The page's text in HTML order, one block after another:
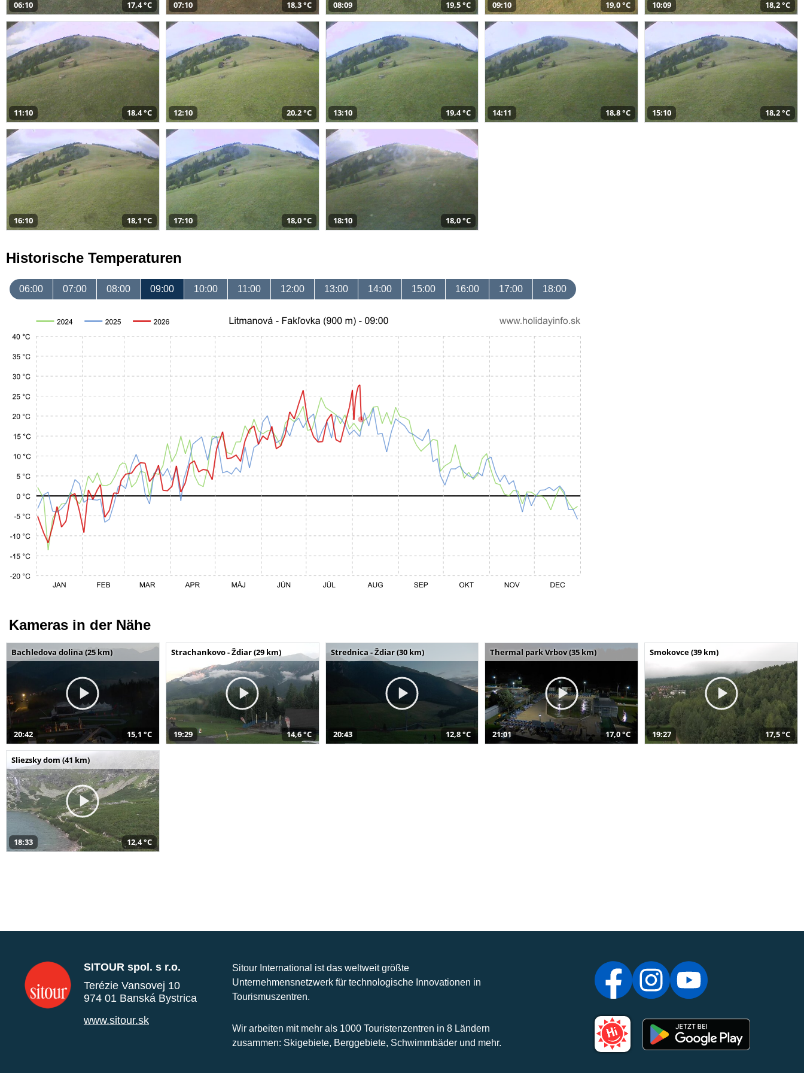
06:10 17,4 °C 07:10 18,3 °C 08:09 19,5 °C 09:10 19,0 °C 10:09 18,2 °C
11:10 18,4 °C 12:10 20,2 °C 13:10 19,4 °C 14:11 18,8 °C 15:10 18,2 °C
16:10 18,1 °C 17:10 18,0 °C 18:10 18,0 °C
Historische Temperaturen
06:00 07:00 08:00 09:00 10:00 11:00 12:00 13:00 14:00 15:00 16:00 17:00 18:00
Kameras in der Nähe
Bachledova dolina (25 km)
20:42 15,1 °C
Strachankovo - Ždiar (29 km)
19:29 14,6 °C
Strednica - Ždiar (30 km)
20:43 12,8 °C
Thermal park Vrbov (35 km)
21:01 17,0 °C
Smokovce (39 km)
19:27 17,5 °C
Sliezsky dom (41 km)
18:33 12,4 °C
SITOUR spol. s r.o.
Terézie Vansovej 10
974 01 Banská Bystrica
www.sitour.sk
Sitour International ist das weltweit größte
Unternehmensnetzwerk für technologische Innovationen in
Tourismuszentren.
Wir arbeiten mit mehr als 1000 Touristenzentren in 8 Ländern
zusammen: Skigebiete, Berggebiete, Schwimmbäder und mehr.